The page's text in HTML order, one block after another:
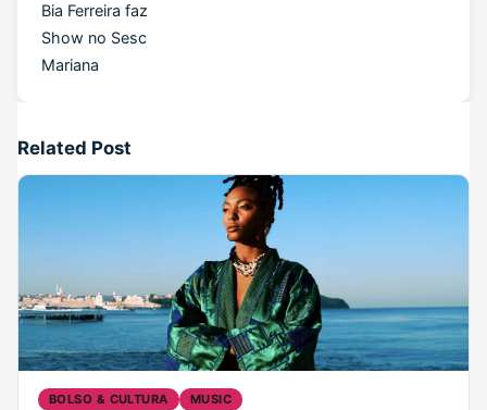
Bia Ferreira faz
Show no Sesc
Mariana
Related Post
BOLSO & CULTURA MUSIC